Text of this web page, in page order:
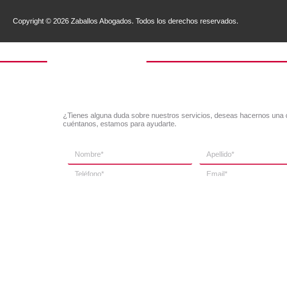
Copyright © 2026 Zaballos Abogados. Todos los derechos reservados.
¿Tienes alguna duda sobre nuestros servicios, deseas hacernos una
cuéntanos, estamos para ayudarte.